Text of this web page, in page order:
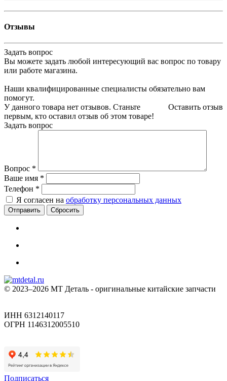
Отзывы
Задать вопрос
Вы можете задать любой интересующий вас вопрос по товару
или работе магазина.
Наши квалифицированные специалисты обязательно вам
помогут.
Оставить отзыв
У данного товара нет отзывов. Станьте
первым, кто оставил отзыв об этом товаре!
Задать вопрос
Вопрос *
Ваше имя *
Телефон *
Я согласен на обработку персональных данных
Сбросить
© 2023–2026 МТ Деталь - оригинальные китайские запчасти
ИНН 6312140117
ОГРН 1146312005510
Подписаться